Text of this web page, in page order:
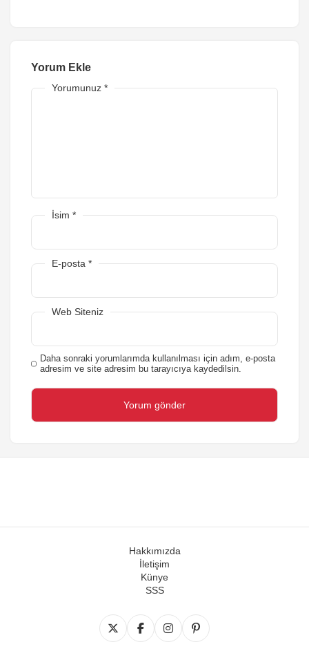
Yorum Ekle
Yorumunuz *
İsim *
E-posta *
Web Siteniz
Daha sonraki yorumlarımda kullanılması için adım, e-posta
adresim ve site adresim bu tarayıcıya kaydedilsin.
Hakkımızda
İletişim
Künye
SSS